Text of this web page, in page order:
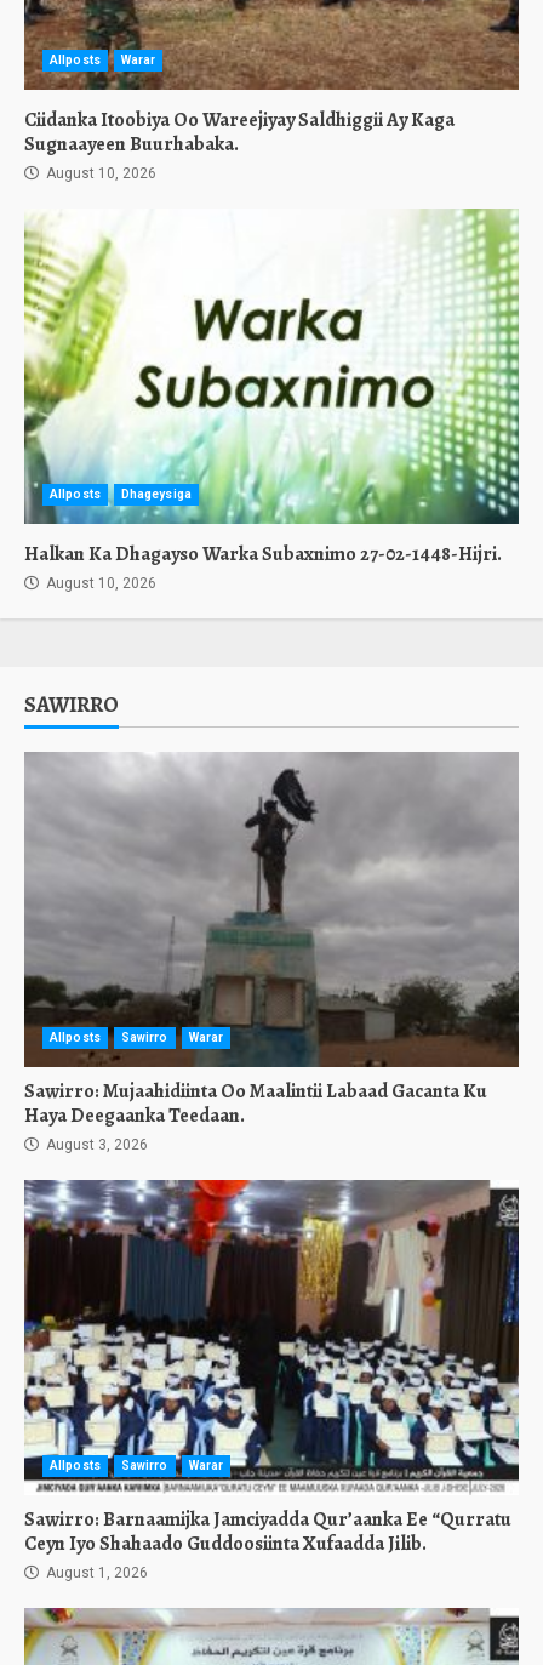
Allposts Warar
Ciidanka Itoobiya Oo Wareejiyay Saldhiggii Ay Kaga
Sugnaayeen Buurhabaka.
August 10, 2026
Allposts Dhageysiga
Halkan Ka Dhagayso Warka Subaxnimo 27-02-1448-Hijri.
August 10, 2026
SAWIRRO
Allposts Sawirro Warar
Sawirro: Mujaahidiinta Oo Maalintii Labaad Gacanta Ku
Haya Deegaanka Teedaan.
August 3, 2026
Allposts Sawirro Warar
Sawirro: Barnaamijka Jamciyadda Qur’aanka Ee “Qurratu
Ceyn Iyo Shahaado Guddoosiinta Xufaadda Jilib.
August 1, 2026